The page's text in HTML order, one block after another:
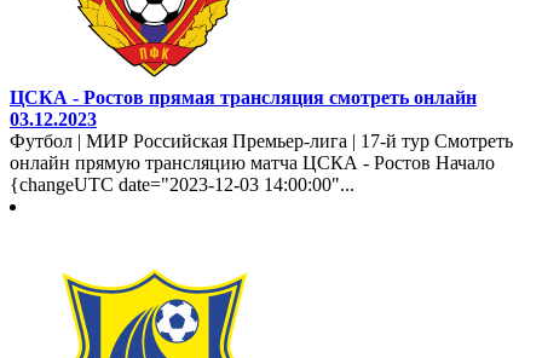
ЦСКА - Ростов прямая трансляция смотреть онлайн
03.12.2023
Футбол | МИР Российская Премьер-лига | 17-й тур Смотреть
онлайн прямую трансляцию матча ЦСКА - Ростов Начало
{changeUTC date="2023-12-03 14:00:00"...